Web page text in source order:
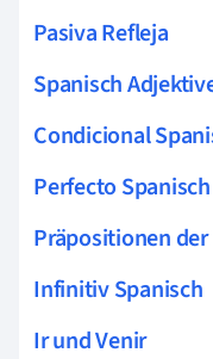
Pasiva Refleja
Spanisch
Condicional
Perfecto Spanisch
Präpositionen
Infinitiv Spanisch
Ir und Venir